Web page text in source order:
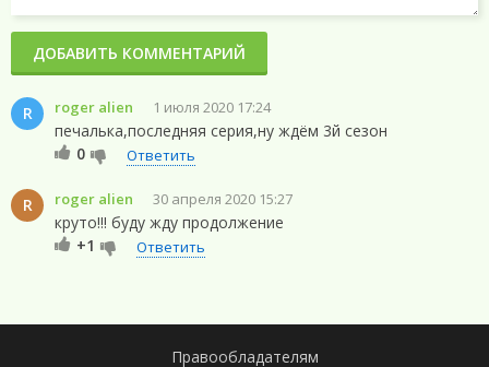
R roger alien 1 июля 2020 17:24
печалька,последняя серия,ну ждём 3й сезон
0
Ответить
R roger alien 30 апреля 2020 15:27
круто!!! буду жду продолжение
+1
Ответить
ДОБАВИТЬ КОММЕНТАРИЙ
Правообладателям